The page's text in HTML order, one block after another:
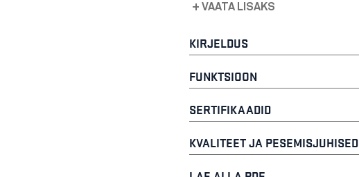
+ VAATA LISAKS
KIRJELDUS
FUNKTSIOON
SERTIFIKAADID
KVALITEET JA PESEMISJUHISED